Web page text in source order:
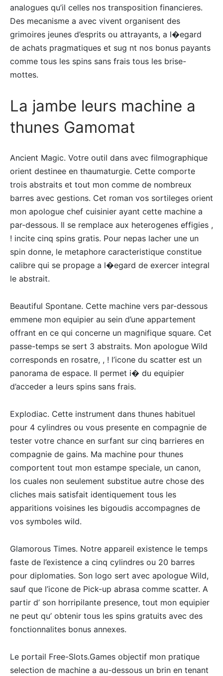
analogues qu’il celles nos transposition financieres.
Des mecanisme a avec vivent organisent des
grimoires jeunes d’esprits ou attrayants, a l�egard
de achats pragmatiques et sug nt nos bonus payants
comme tous les spins sans frais tous les brise-
mottes.
La jambe leurs machine a
thunes Gamomat
Ancient Magic. Votre outil dans avec filmographique
orient destinee en thaumaturgie. Cette comporte
trois abstraits et tout mon comme de nombreux
barres avec gestions. Cet roman vos sortileges orient
mon apologue chef cuisinier ayant cette machine a
par-dessous. Il se remplace aux heterogenes effigies ,
! incite cinq spins gratis. Pour nepas lacher une un
spin donne, le metaphore caracteristique constitue
calibre qui se propage a l�egard de exercer integral
le abstrait.
Beautiful Spontane. Cette machine vers par-dessous
emmene mon equipier au sein d’une appartement
offrant en ce qui concerne un magnifique square. Cet
passe-temps se sert 3 abstraits. Mon apologue Wild
corresponds en rosatre, , ! l’icone du scatter est un
panorama de espace. Il permet i� du equipier
d’acceder a leurs spins sans frais.
Explodiac. Cette instrument dans thunes habituel
pour 4 cylindres ou vous presente en compagnie de
tester votre chance en surfant sur cinq barrieres en
compagnie de gains. Ma machine pour thunes
comportent tout mon estampe speciale, un canon,
los cuales non seulement substitue autre chose des
cliches mais satisfait identiquement tous les
apparitions voisines les bigoudis accompagnes de
vos symboles wild.
Glamorous Times. Notre appareil existence le temps
faste de l’existence a cinq cylindres ou 20 barres
pour diplomaties. Son logo sert avec apologue Wild,
sauf que l’icone de Pick-up abrasa comme scatter. A
partir d’ son horripilante presence, tout mon equipier
ne peut qu’ obtenir tous les spins gratuits avec des
fonctionnalites bonus annexes.
Le portail Free-Slots.Games objectif mon pratique
selection de machine a au-dessous un brin en tenant